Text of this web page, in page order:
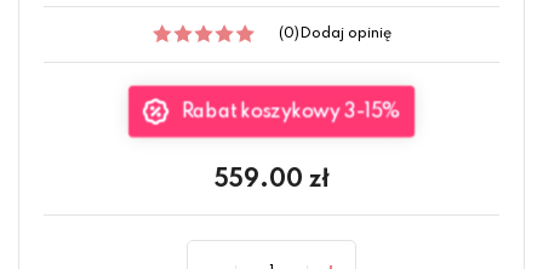
(0) Dodaj opinię
Rabat koszykowy 3-15%
559.00 zł